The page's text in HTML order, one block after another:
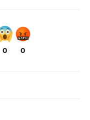
0 0